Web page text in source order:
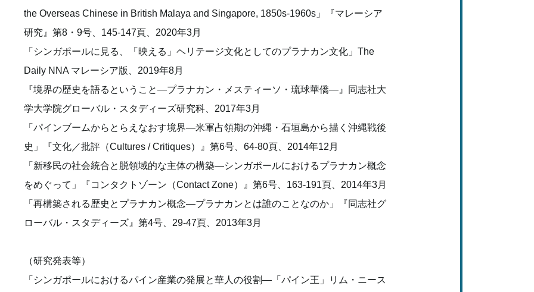
the Overseas Chinese in British Malaya and Singapore, 1850s-1960s」『マレーシア
研究』第8・9号、145-147頁、2020年3月
「シンガポールに見る、「映える」ヘリテージ文化としてのプラナカン文化」The
Daily NNA マレーシア版、2019年8月
『境界の歴史を語るということ―プラナカン・メスティーソ・琉球華僑―』同志社大
学大学院グローバル・スタディーズ研究科、2017年3月
「パインブームからとらえなおす境界―米軍占領期の沖縄・石垣島から描く沖縄戦後
史」『文化／批評（Cultures / Critiques）』第6号、64-80頁、2014年12月
「新移民の社会統合と脱領域的な主体の構築―シンガポールにおけるプラナカン概念
をめぐって」『コンタクトゾーン（Contact Zone）』第6号、163-191頁、2014年3月
「再構築される歴史とプラナカン概念―プラナカンとは誰のことなのか」『同志社グ
ローバル・スタディーズ』第4号、29-47頁、2013年3月
（研究発表等）
「シンガポールにおけるパイン産業の発展と華人の役割―「パイン王」リム・ニース